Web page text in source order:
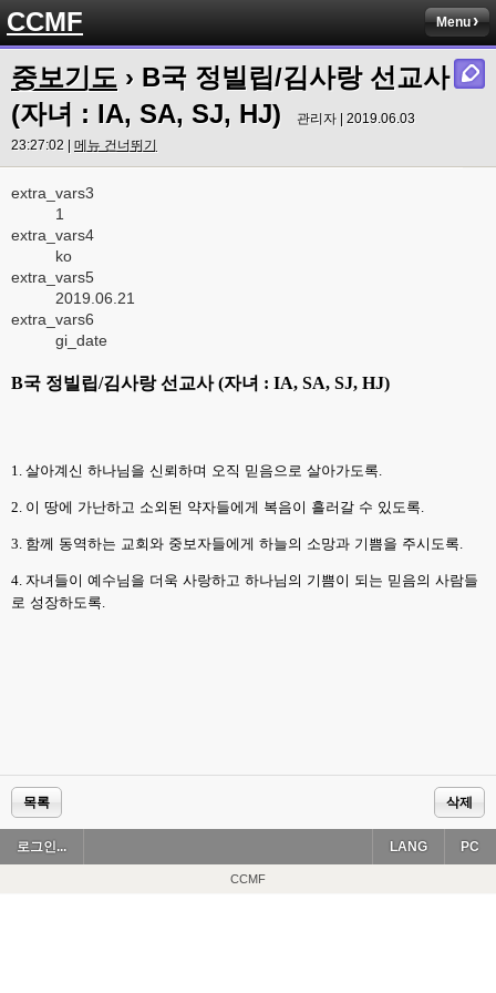
CCMF Menu
중보기도 › B국 정빌립/김사랑 선교사
(자녀 : IA, SA, SJ, HJ)
관리자 | 2019.06.03
23:27:02 | 메뉴 건너뛰기
extra_vars3
1
extra_vars4
ko
extra_vars5
2019.06.21
extra_vars6
gi_date
B국 정빌립/김사랑 선교사(자녀 : IA, SA, SJ, HJ)
1. 살아계신 하나님을 신뢰하며 오직 믿음으로 살아가도록.
2. 이 땅에 가난하고 소외된 약자들에게 복음이 흘러갈 수 있도록.
3. 함께 동역하는 교회와 중보자들에게 하늘의 소망과 기쁨을 주시도록.
4. 자녀들이 예수님을 더욱 사랑하고 하나님의 기쁨이 되는 믿음의 사람들
로 성장하도록.
목록 삭제
로그인... PC
LANG
CCMF